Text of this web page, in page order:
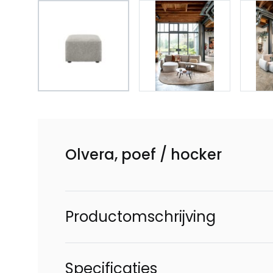
Olvera, poef / hocker
Productomschrijving
Specificaties